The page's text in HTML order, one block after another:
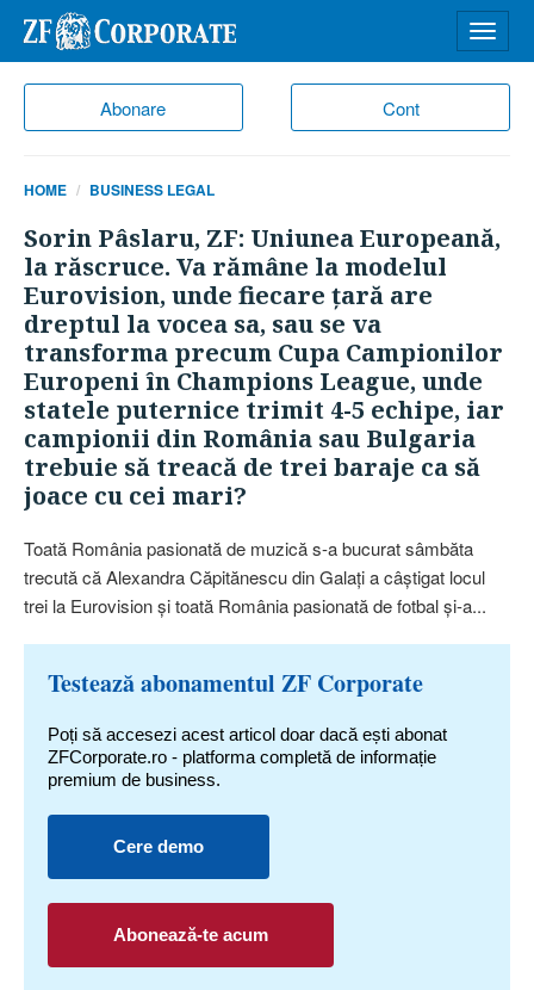
Abonare Cont
meniu
HOME BUSINESS LEGAL
Sorin Pâslaru, ZF: Uniunea Europeană,
la răscruce. Va rămâne la modelul
Eurovision, unde fiecare ţară are
dreptul la vocea sa, sau se va
transforma precum Cupa Campionilor
Europeni în Champions League, unde
statele puternice trimit 4-5 echipe, iar
campionii din România sau Bulgaria
trebuie să treacă de trei baraje ca să
joace cu cei mari?
Toată România pasionată de muzică s-a bucurat sâmbăta
trecută că Alexandra Căpitănescu din Galaţi a câştigat locul
trei la Eurovision şi toată România pasionată de fotbal şi-a...
Testează abonamentul ZF Corporate
Poți să accesezi acest articol doar dacă ești abonat
ZFCorporate.ro - platforma completă de informație
premium de business.
Cere demo
Abonează-te acum